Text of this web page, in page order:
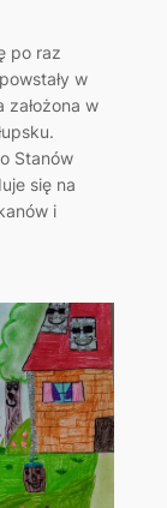
po raz
w
założona w
Stanów
się na
i